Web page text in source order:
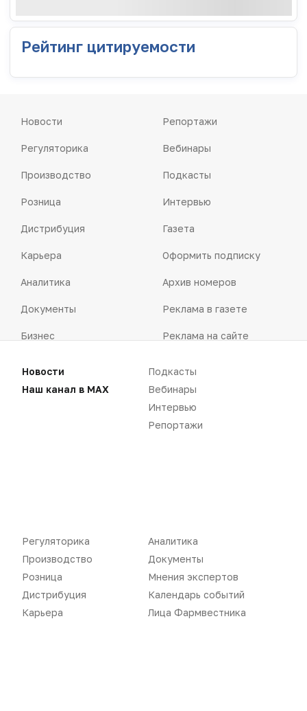
Рейтинг цитируемости
Новости
Регуляторика
Производство
Розница
Дистрибуция
Карьера
Аналитика
Документы
Бизнес
Репортажи
Вебинары
Подкасты
Интервью
Газета
Оформить подписку
Архив номеров
Реклама в газете
Реклама на сайте
Воспроизведение материалов допускается только при соблюдении
автора используемых материалов и ссылки на портал
Pharmvestnik.ru как на источник заимствования с обязательной
Новости
Наш канал в MAX
Подкасты
Вебинары
Интервью
Репортажи
Регуляторика
Производство
Розница
Дистрибуция
Карьера
Аналитика
Документы
Мнения экспертов
Календарь событий
Лица Фармвестника